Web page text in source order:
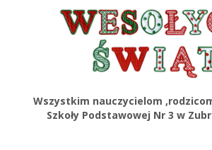
Wszystkim nauczycielom
Szkoły Podstawowej Nr 3 w